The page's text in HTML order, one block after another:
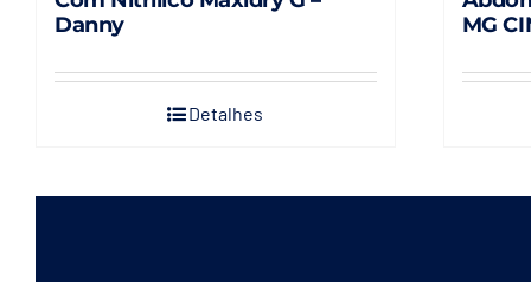
Danny
Detalhes
MG